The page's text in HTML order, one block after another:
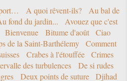
A quoi rêvent-ils?
Au bal de
fond du jardin...
Avouez que c'est
Bienvenue Bitume d'août
Ciao
de la Saint-Barthélemy
Comment
Crabes à l'étouffée
Crimes
des turbulences
De si rudes
Deux points de suture
Djihad